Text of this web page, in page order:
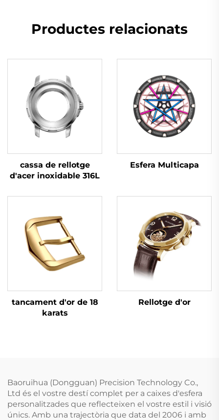
Productes relacionats
cassa de rellotge
d'acer inoxidable 316L
Esfera Multicapa
tancament d'or de 18
karats
Rellotge d'or
Baoruihua (Dongguan) Precision Technology Co.,
Ltd és el vostre destí complet per a caixes d'esfera
personalitzades que reflecteixen el vostre estil i visió
únics. Amb una trajectòria que data del 2006 i amb